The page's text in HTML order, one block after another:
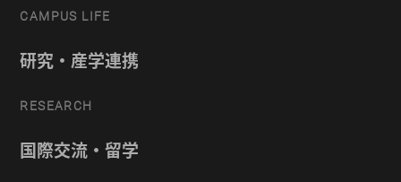
CAMPUS LIFE
研究・産学連携
RESEARCH
国際交流・留学